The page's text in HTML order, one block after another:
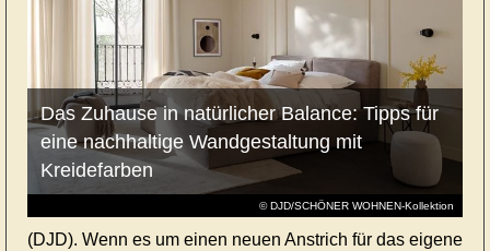
© DJD/SCHÖNER WOHNEN-Kollektion
Das Zuhause in natürlicher Balance: Tipps für
eine nachhaltige Wandgestaltung mit
Kreidefarben
(DJD). Wenn es um einen neuen Anstrich für das eigene